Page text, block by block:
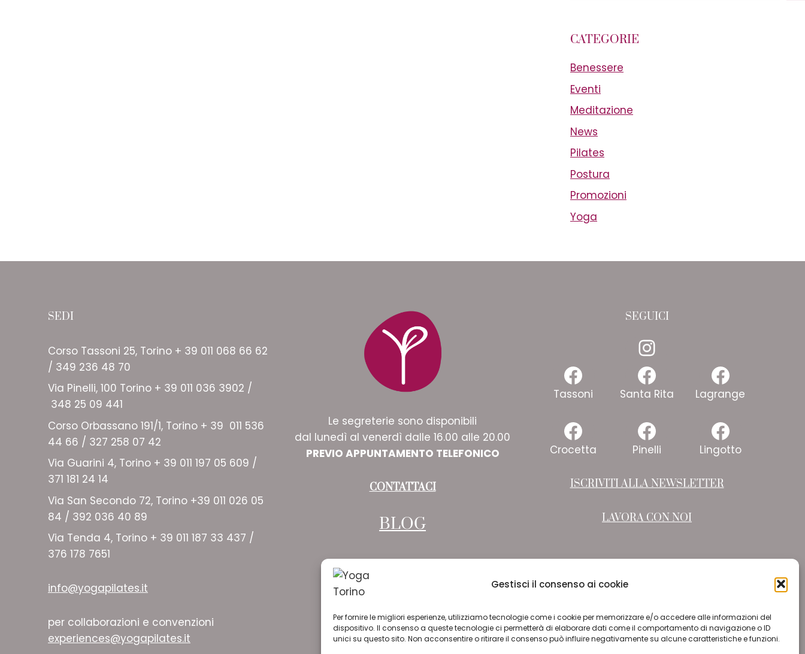
Gestisci il consenso ai cookie
Per fornire le migliori esperienze, utilizziamo tecnologie come i cookie per memorizzare e/o accedere alle informazioni del
dispositivo. Il consenso a queste tecnologie ci permetterà di elaborare dati come il comportamento di navigazione o ID
unici su questo sito. Non acconsentire o ritirare il consenso può influire negativamente su alcune caratteristiche e funzioni.
CATEGORIE
Benessere
Eventi
Meditazione
News
Pilates
Postura
Promozioni
Yoga
SEDI
Corso Tassoni 25, Torino + 39 011 068 66 62
/ 349 236 48 70
Via Pinelli, 100 Torino + 39 011 036 3902 /
348 25 09 441
Corso Orbassano 191/1, Torino + 39 011 536
44 66 / 327 258 07 42
Via Guarini 4, Torino + 39 011 197 05 609 /
371 181 24 14
Via San Secondo 72, Torino +39 011 026 05
84 / 392 036 40 89
Via Tenda 4, Torino + 39 011 187 33 437 /
376 178 7651
info@yogapilates.it
per collaborazioni e convenzioni
experiences@yogapilates.it
Le segreterie sono disponibili
dal lunedì al venerdì dalle 16.00 alle 20.00
PREVIO APPUNTAMENTO TELEFONICO
CONTATTACI
BLOG
SEGUICI
Instagram
Facebook
Tassoni Facebook
Santa Rita Lagrange
Facebook
Crocetta Facebook
Pinelli Lingotto
ISCRIVITI ALLA NEWSLETTER
LAVORA CON NOI